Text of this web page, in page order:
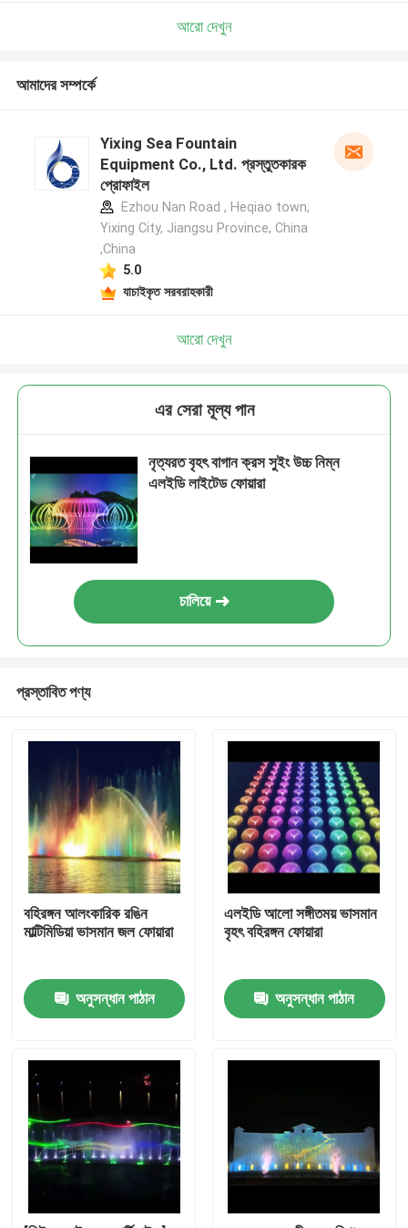
বাড়ি
পণ্য
আমাদের সম্পর্কে
আরো দেখুন
আমাদের সম্পর্কে
Yixing Sea Fountain
Equipment Co., Ltd. প্রস্তুতকারক
প্রোফাইল
Ezhou Nan Road , Heqiao town,
Yixing City, Jiangsu Province, China
,China
5.0
যাচাইকৃত সরবরাহকারী
আরো দেখুন
এর সেরা মূল্য পান
নৃত্যরত বৃহৎ বাগান ক্রস সুইং উচ্চ নিম্ন
এলইডি লাইটেড ফোয়ারা
চালিয়ে
প্রস্তাবিত পণ্য
বহিরঙ্গন আলংকারিক রঙিন
মাল্টিমিডিয়া ভাসমান জল ফোয়ারা
অনুসন্ধান পাঠান
এলইডি আলো সঙ্গীতময় ভাসমান
বৃহৎ বহিরঙ্গন ফোয়ারা
অনুসন্ধান পাঠান